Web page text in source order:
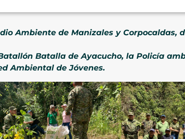
Ambiente de Manizales y Corpocaldas,
Batalla de Ayacucho, la Policía
Ambiental de Jóvenes.